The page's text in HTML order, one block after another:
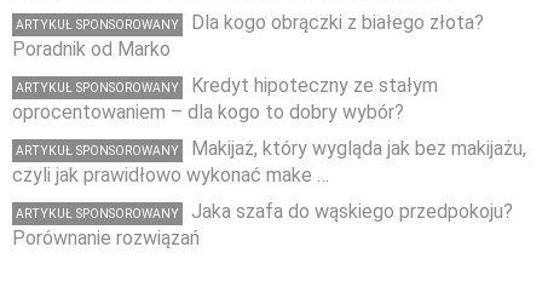
ARTYKUŁ SPONSOROWANY
Dla kogo obrączki z białego złota?
Poradnik od Marko
ARTYKUŁ SPONSOROWANY
Kredyt hipoteczny ze stałym
oprocentowaniem – dla kogo to dobry wybór?
ARTYKUŁ SPONSOROWANY
Makijaż, który wygląda jak bez makijażu,
czyli jak prawidłowo wykonać make …
ARTYKUŁ SPONSOROWANY
Jaka szafa do wąskiego przedpokoju?
Porównanie rozwiązań